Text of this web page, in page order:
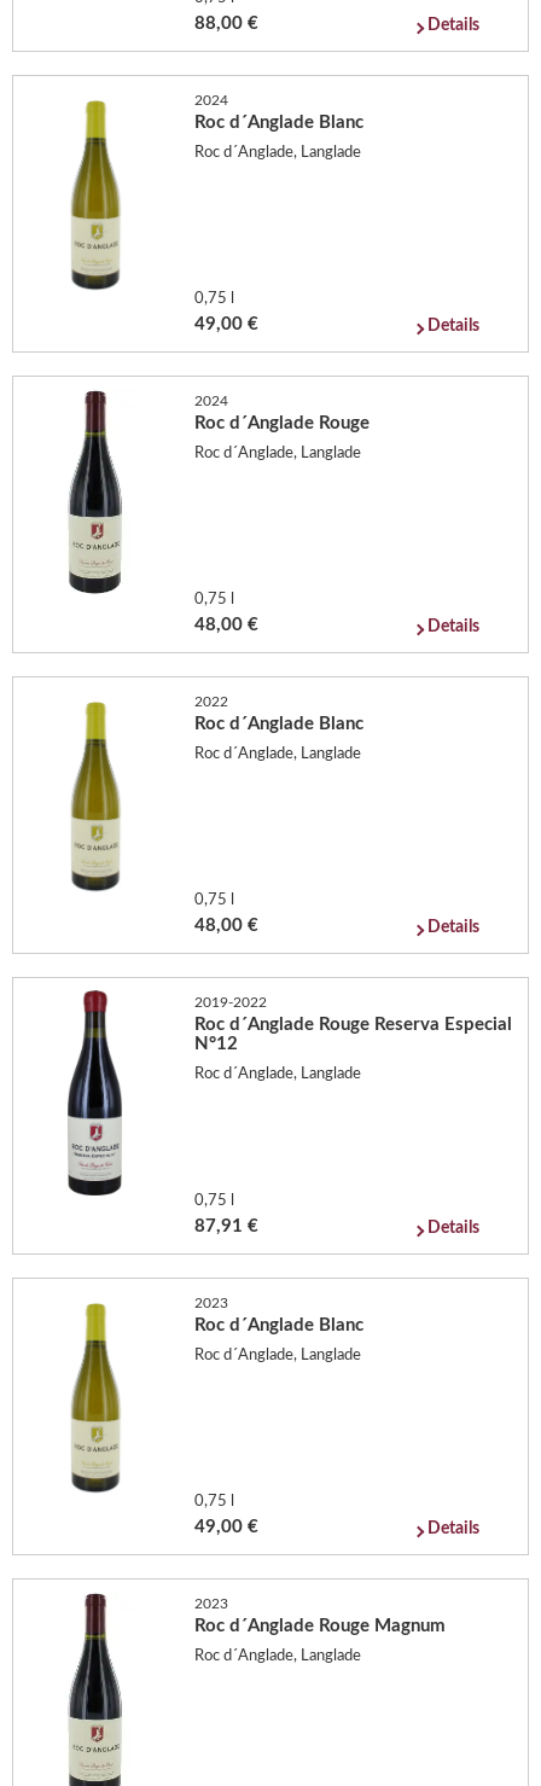
88,00 € Details
2024
Roc d´Anglade Blanc
Roc d´Anglade, Langlade
0,75 l
49,00 € Details
2024
Roc d´Anglade Rouge
Roc d´Anglade, Langlade
0,75 l
48,00 € Details
2022
Roc d´Anglade Blanc
Roc d´Anglade, Langlade
0,75 l
48,00 € Details
2019-2022
Roc d´Anglade Rouge Reserva Especial
N°12
Roc d´Anglade, Langlade
0,75 l
87,91 € Details
2023
Roc d´Anglade Blanc
Roc d´Anglade, Langlade
0,75 l
49,00 € Details
2023
Roc d´Anglade Rouge Magnum
Roc d´Anglade, Langlade